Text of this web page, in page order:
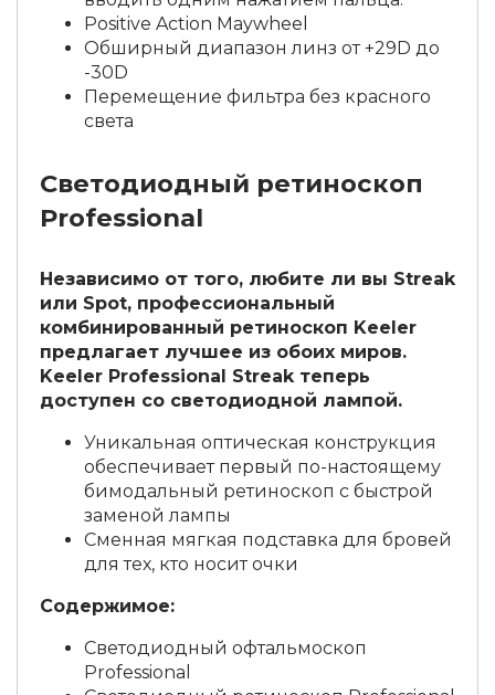
Positive Action Maywheel
Обширный диапазон линз от +29D до
-30D
Перемещение фильтра без красного
света
Cветодиодный ретиноскоп
Professional
Независимо от того, любите ли вы Streak
или Spot, профессиональный
комбинированный ретиноскоп Keeler
предлагает лучшее из обоих миров.
Keeler Professional Streak теперь
доступен со светодиодной лампой.
Уникальная оптическая конструкция
обеспечивает первый по-настоящему
бимодальный ретиноскоп с быстрой
заменой лампы
Сменная мягкая подставка для бровей
для тех, кто носит очки
Содержимое:
Светодиодный офтальмоскоп
Professional